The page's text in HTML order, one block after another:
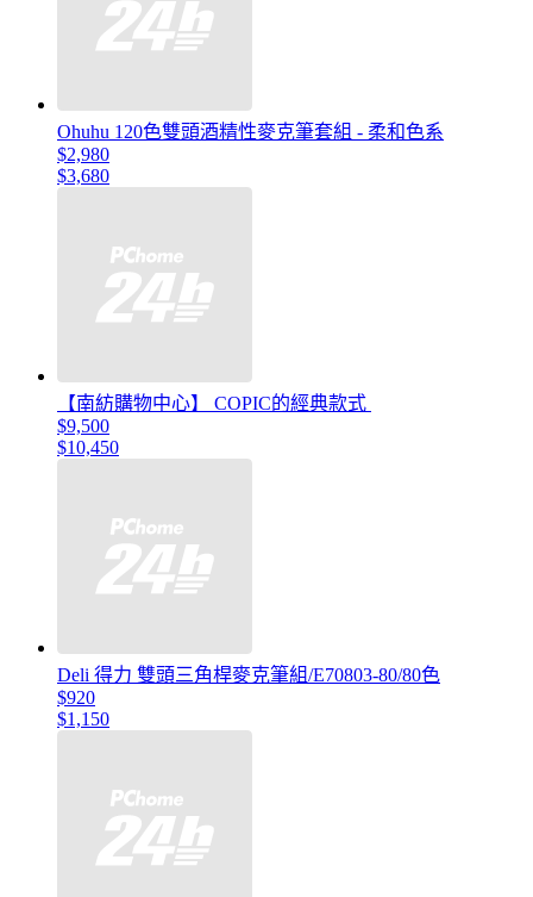
Ohuhu 120色雙頭酒精性麥克筆套組 - 柔和色系
$2,980
$3,680
【南紡購物中心】 COPIC的經典款式
$9,500
$10,450
Deli 得力 雙頭三角桿麥克筆組/E70803-80/80色
$920
$1,150